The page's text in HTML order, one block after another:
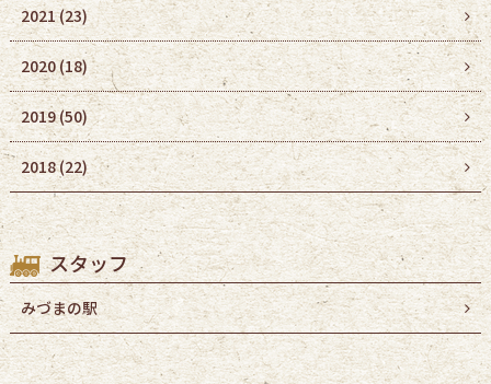
2021(23)
2020(18)
2019(50)
2018(22)
スタッフ
みづまの駅